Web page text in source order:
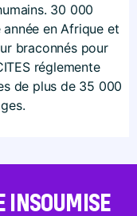
30 000
en Afrique et
braconnés pour
réglemente
de plus de 35 000
INSOUMISE